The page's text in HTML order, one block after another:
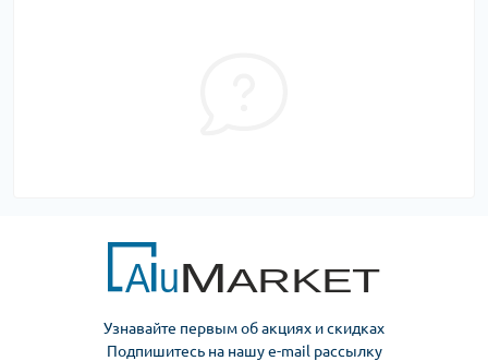
Узнавайте первым об акциях и скидках
Подпишитесь на нашу e-mail рассылку